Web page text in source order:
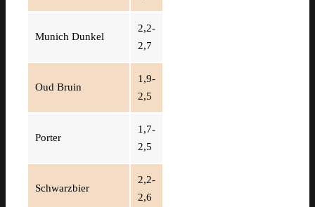
Munich Dunkel
2,2-
2,7
Oud Bruin
1,9-
2,5
Porter
1,7-
2,5
Schwarzbier
2,2-
2,6